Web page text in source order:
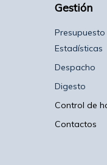
Gestión
Presupuesto
Estadísticas
Despacho
Digesto
Control de
Contactos